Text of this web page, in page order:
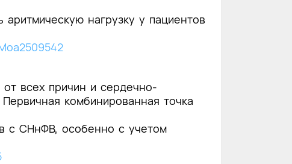
нагрузку у пациентов
всех причин и сердечно-
комбинированная точка
с СНнФВ, особенно с учетом